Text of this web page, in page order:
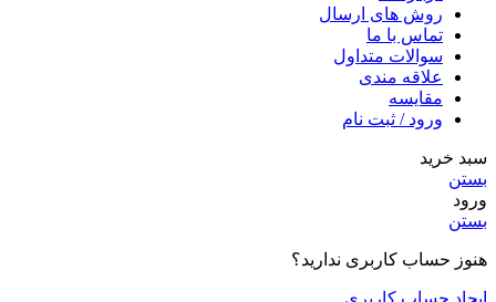
روش های ارسال
تماس با ما
سوالات متداول
علاقه مندی
مقایسه
ورود / ثبت نام
سبد خرید
بستن
ورود
بستن
هنوز حساب کاربری ندارید؟
ایجاد حساب کاربری